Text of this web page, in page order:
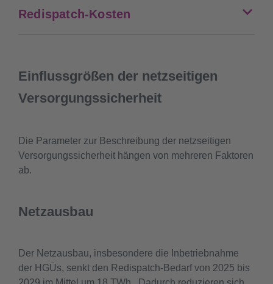
Redispatch-Kosten
Einflussgrößen der netzseitigen
Versorgungssicherheit
Die Parameter zur Beschreibung der netzseitigen
Versorgungssicherheit hängen von mehreren Faktoren
ab.
Netzausbau
Der Netzausbau, insbesondere die Inbetriebnahme
der HGÜs, senkt den Redispatch-Bedarf von 2025 bis